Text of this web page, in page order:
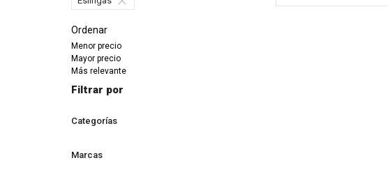
Ordenar
Menor precio
Mayor precio
Más relevante
Filtrar por
Categorías
Marcas